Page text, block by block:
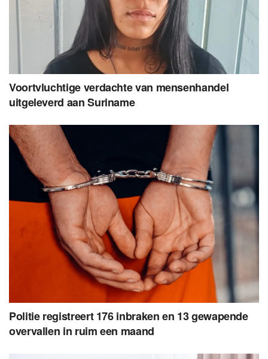
Voortvluchtige verdachte van mensenhandel
uitgeleverd aan Suriname
Politie registreert 176 inbraken en 13 gewapende
overvallen in ruim een maand